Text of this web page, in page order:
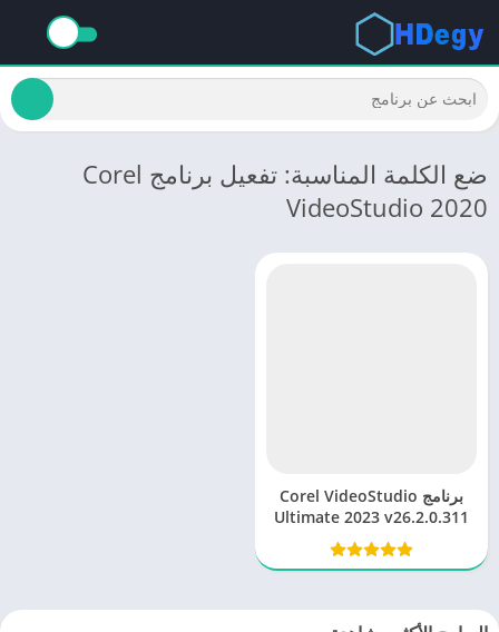
ضع الكلمة المناسبة: تفعيل برنامج Corel
VideoStudio 2020
برنامج Corel VideoStudio
Ultimate 2023 v26.2.0.311
التفعيل مدى الحياة